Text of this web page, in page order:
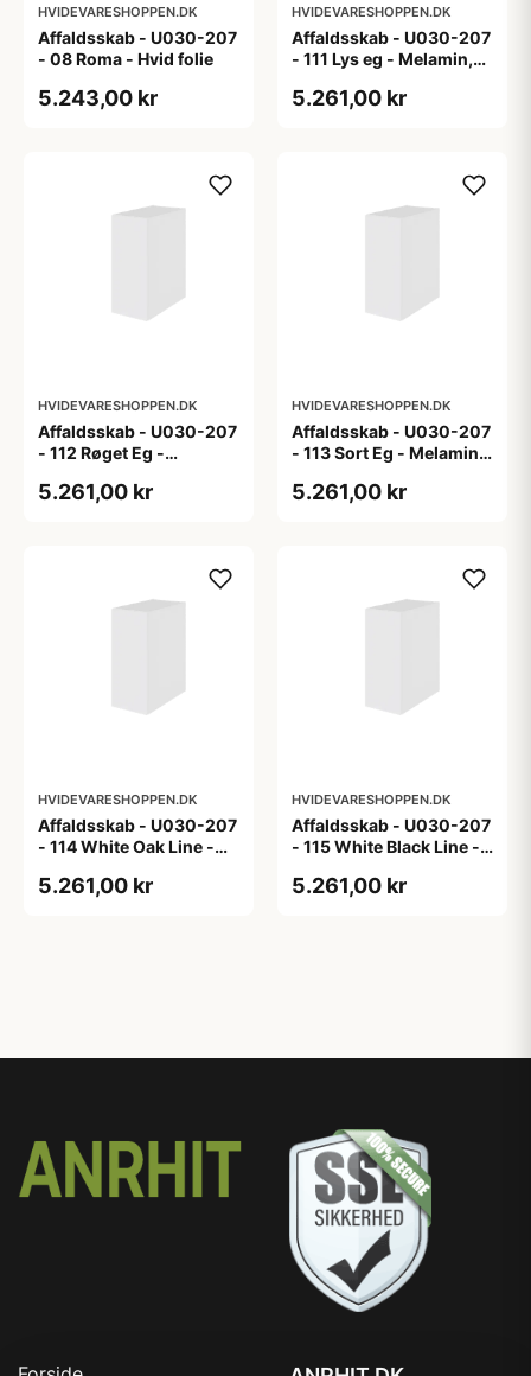
HVIDEVARESHOPPEN.DK
Affaldsskab - U030-207
- 08 Roma - Hvid folie
5.243,00 kr
HVIDEVARESHOPPEN.DK
Affaldsskab - U030-207
- 111 Lys eg - Melamin,
5.261,00 kr
HVIDEVARESHOPPEN.DK
Affaldsskab - U030-207
- 112 Røget Eg -
5.261,00 kr
HVIDEVARESHOPPEN.DK
Affaldsskab - U030-207
- 113 Sort Eg - Melamin,
5.261,00 kr
HVIDEVARESHOPPEN.DK
Affaldsskab - U030-207
- 114 White Oak Line -
5.261,00 kr
HVIDEVARESHOPPEN.DK
Affaldsskab - U030-207
- 115 White Black Line -
5.261,00 kr